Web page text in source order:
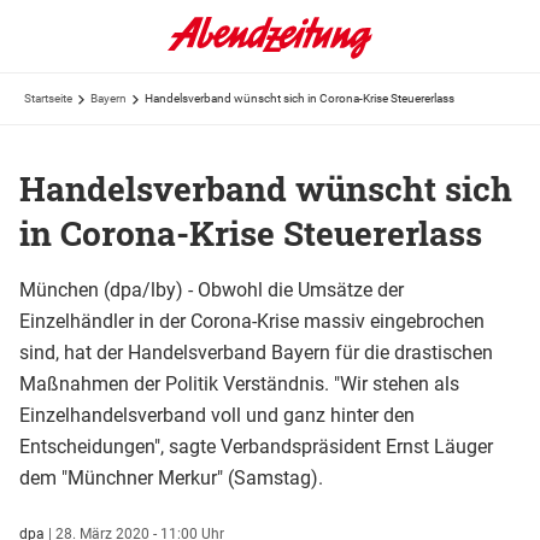
Startseite Bayern Handelsverband wünscht sich in Corona-Krise Steuererlass
Handelsverband wünscht sich
in Corona-Krise Steuererlass
München (dpa/lby) - Obwohl die Umsätze der
Einzelhändler in der Corona-Krise massiv eingebrochen
sind, hat der Handelsverband Bayern für die drastischen
Maßnahmen der Politik Verständnis. "Wir stehen als
Einzelhandelsverband voll und ganz hinter den
Entscheidungen", sagte Verbandspräsident Ernst Läuger
dem "Münchner Merkur" (Samstag).
dpa | 28. März 2020 - 11:00 Uhr